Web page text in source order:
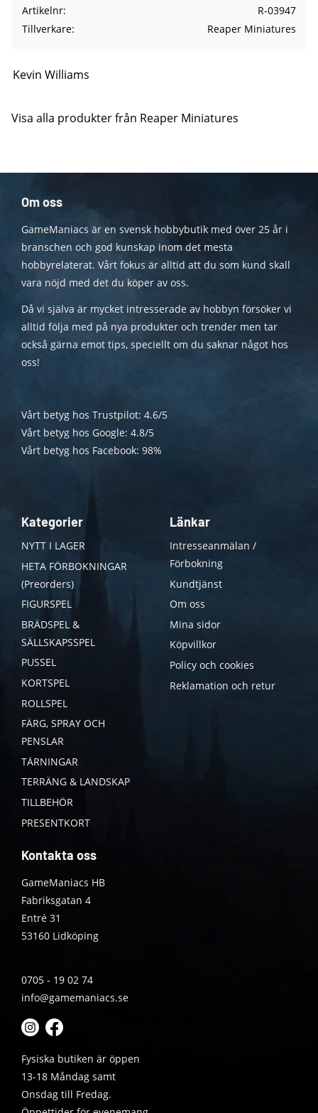
Artikelnr
R-03947
Tillverkare
Reaper Miniatures
Kevin Williams
Visa alla produkter från Reaper Miniatures
Om oss
GameManiacs är en svensk hobbybutik med över 25 år i
branschen och god kunskap inom det mesta
hobbyrelaterat. Vårt fokus är alltid att du som kund skall
vara nöjd med det du köper av oss.
Då vi själva är mycket intresserade av hobbyn försöker vi
alltid följa med på nya produkter och trender men tar
också gärna emot tips, speciellt om du saknar något hos
oss!
Vårt betyg hos Trustpilot: 4.6/5
Vårt betyg hos Google: 4.8/5
Vårt betyg hos Facebook: 98%
Kategorier
NYTT I LAGER
HETA FÖRBOKNINGAR
(Preorders)
FIGURSPEL
BRÄDSPEL &
SÄLLSKAPSSPEL
PUSSEL
KORTSPEL
ROLLSPEL
FÄRG, SPRAY OCH
PENSLAR
TÄRNINGAR
TERRÄNG & LANDSKAP
TILLBEHÖR
PRESENTKORT
Länkar
Intresseanmälan /
Förbokning
Kundtjänst
Om oss
Mina sidor
Köpvillkor
Policy och cookies
Reklamation och retur
Kontakta oss
GameManiacs HB
Fabriksgatan 4
Entré 31
53160 Lidköping
0705 - 19 02 74
info@gamemaniacs.se
Fysiska butiken är öppen
13-18 Måndag samt
Onsdag till Fredag.